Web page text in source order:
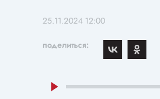
25.11.2024 12:00
поделиться: